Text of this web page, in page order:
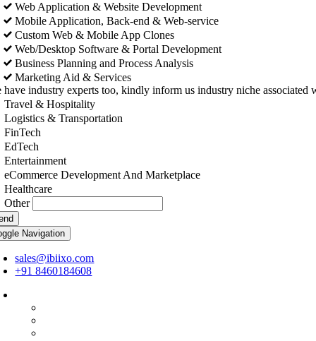
Web Application & Website Development
Mobile Application, Back-end & Web-service
Custom Web & Mobile App Clones
Web/Desktop Software & Portal Development
Business Planning and Process Analysis
Marketing Aid & Services
have industry experts too, kindly inform us industry niche associated
Travel & Hospitality
Logistics & Transportation
FinTech
EdTech
Entertainment
eCommerce Development And Marketplace
Healthcare
Other
Navigation
sales@ibiixo.com
+91 8460184608